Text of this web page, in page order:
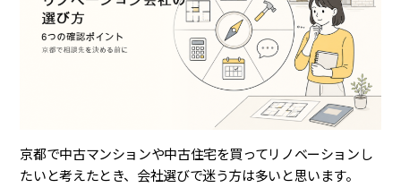
京都で中古マンションや中古住宅を買ってリノベーションし
たいと考えたとき、会社選びで迷う方は多いと思います。